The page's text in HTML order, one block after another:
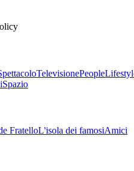
TelevisionePeople
Spazio
FratelloL'isola dei famosiAmici